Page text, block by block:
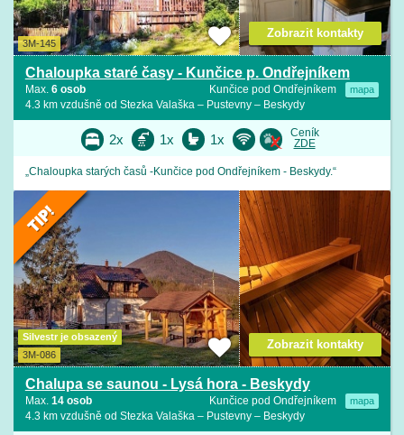
3M-145
Chaloupka staré časy - Kunčice p. Ondřejníkem
Kunčice pod Ondřejníkem mapa
Max. 6 osob
4.3 km vzdušně od Stezka Valaška – Pustevny – Beskydy
Zobrazit kontakty
2x 1x 1x
Ceník
ZDE
„Chaloupka starých časů -Kunčice pod Ondřejníkem - Beskydy.“
Silvestr je obsazený
3M-086
Chalupa se saunou - Lysá hora - Beskydy
Kunčice pod Ondřejníkem mapa
Max. 14 osob
4.3 km vzdušně od Stezka Valaška – Pustevny – Beskydy
Zobrazit kontakty